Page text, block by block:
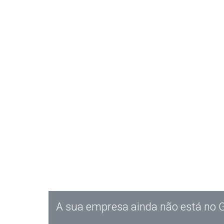
A sua empresa ainda não está no